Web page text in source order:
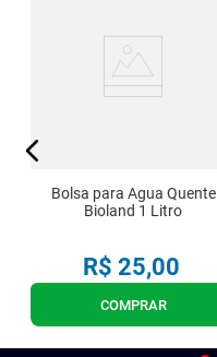
Bolsa para Agua Quente
Bioland 1 Litro
R$ 25,00
COMPRAR